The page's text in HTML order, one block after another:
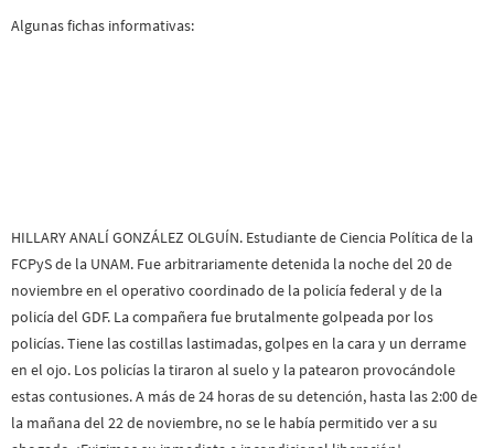
Algunas fichas informativas:
HILLARY ANALÍ GONZÁLEZ OLGUÍN. Estudiante de Ciencia Política de la
FCPyS de la UNAM. Fue arbitrariamente detenida la noche del 20 de
noviembre en el operativo coordinado de la policía federal y de la
policía del GDF. La compañera fue brutalmente golpeada por los
policías. Tiene las costillas lastimadas, golpes en la cara y un derrame
en el ojo. Los policías la tiraron al suelo y la patearon provocándole
estas contusiones. A más de 24 horas de su detención, hasta las 2:00 de
la mañana del 22 de noviembre, no se le había permitido ver a su